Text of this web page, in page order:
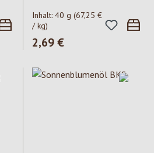
Inhalt: 40 g (67,25 €
/ kg)
Regulärer Preis:
2,69 €